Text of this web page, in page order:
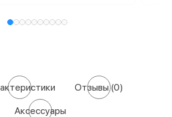
Отзывы(0)
Аксессуары